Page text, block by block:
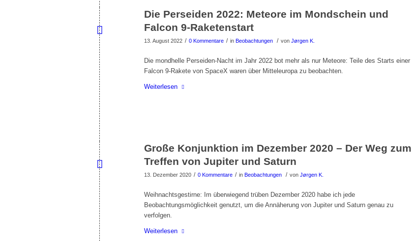
Die Perseiden 2022: Meteore im Mondschein und
Falcon 9-Raketenstart
13. August 2022 / 0 Kommentare / in Beobachtungen / von Jørgen K.
Die mondhelle Perseiden-Nacht im Jahr 2022 bot mehr als nur Meteore: Teile des Starts einer
Falcon 9-Rakete von SpaceX waren über Mitteleuropa zu beobachten.
Weiterlesen
Große Konjunktion im Dezember 2020 – Der Weg zum
Treffen von Jupiter und Saturn
13. Dezember 2020 / 0 Kommentare / in Beobachtungen / von Jørgen K.
Weihnachtsgestirne: Im überwiegend trüben Dezember 2020 habe ich jede
Beobachtungsmöglichkeit genutzt, um die Annäherung von Jupiter und Saturn genau zu
verfolgen.
Weiterlesen